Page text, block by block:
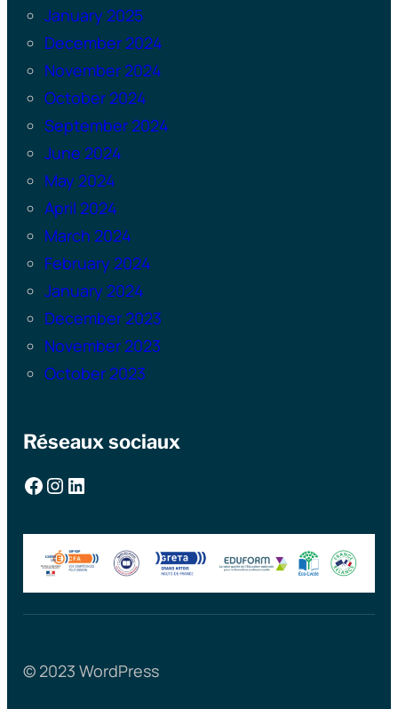
January 2025
December 2024
November 2024
October 2024
September 2024
June 2024
May 2024
April 2024
March 2024
February 2024
January 2024
December 2023
November 2023
October 2023
Réseaux sociaux
Facebook Instagram LinkedIn
© 2023 WordPress